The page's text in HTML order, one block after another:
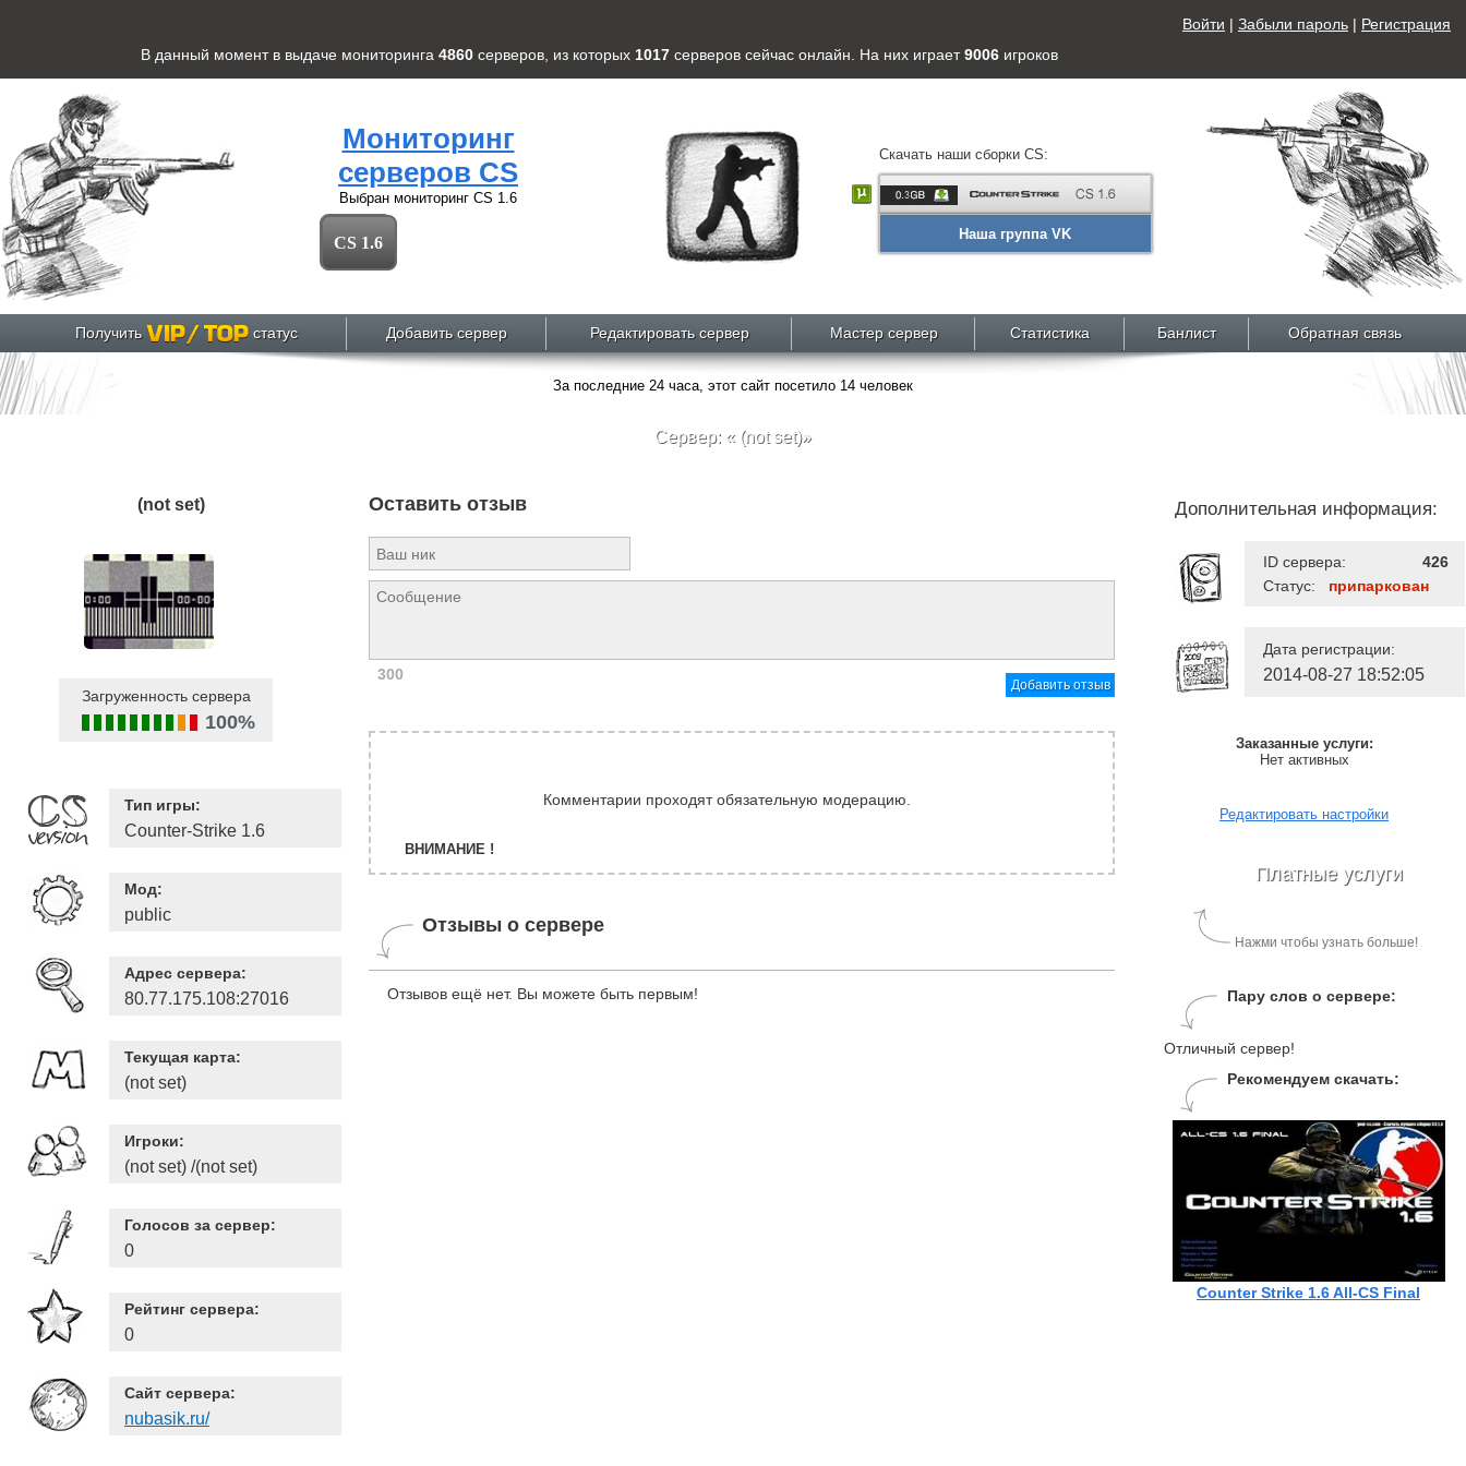
Войти | Забыли пароль | Регистрация
В данный момент в выдаче мониторинга 4860 серверов, из которых 1017 серверовсейчас онлайн. На них играет9006 игроков
Мониторинг
серверов CS
Выбран мониторинг CS 1.6
CS 1.6
Скачать наши сборки CS:
Наша группа VK
Получить статус Добавить сервер Редактировать сервер Мастер сервер Статистика Банлист Обратная связь
За последние 24 часа, этот сайт посетило 14 человек
Сервер: « (not set)»
(not set)
Загруженность сервера
100%
Тип игры:
Counter-Strike 1.6
Мод:
public
Адрес сервера:
80.77.175.108:27016
Текущая карта:
(not set)
Игроки:
(not set) /(not set)
Голосов за сервер:
0
Рейтинг сервера:
0
Сайт сервера:
nubasik.ru/
Оставить отзыв
300
Добавить отзыв
ВНИМАНИЕ !
Комментарии проходят обязательную модерацию.
Отзывы о сервере
Отзывов ещё нет. Вы можете быть первым!
Дополнительная информация:
ID сервера:
426
Статус:
припаркован
Дата регистрации:
2014-08-27 18:52:05
Заказанные услуги:
Нет активных
Редактировать настройки
Платные услуги
Нажми чтобы узнать больше!
Пару слов о сервере:
Отличный сервер!
Рекомендуем скачать:
Counter Strike 1.6 All-CS Final